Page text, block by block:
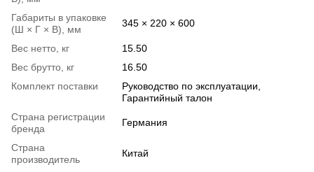
Габариты в упаковке
(Ш × Г × В), мм
345 × 220 × 600
Вес нетто, кг
15.50
Вес брутто, кг
16.50
Комплект поставки
Руководство по эксплуатации,
Гарантийный талон
Страна регистрации
бренда
Германия
Страна
производитель
Китай